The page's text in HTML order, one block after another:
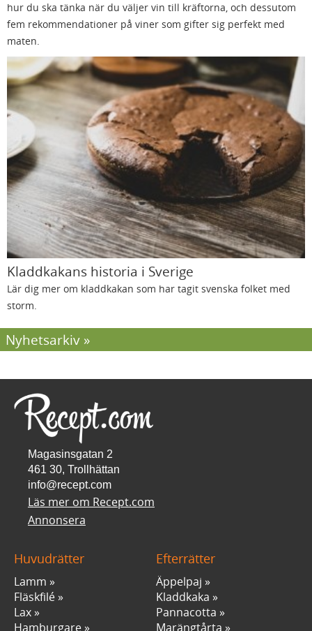
hur du ska tänka när du väljer vin till kräftorna, och dessutom
fem rekommendationer på viner som gifter sig perfekt med
maten.
Kladdkakans historia i Sverige
Lär dig mer om kladdkakan som har tagit svenska folket med
storm.
Nyhetsarkiv
Magasinsgatan 2
461 30, Trollhättan
info@recept.com
Läs mer om Recept.com
Annonsera
Huvudrätter
Lamm
Fläskfilé
Lax
Hamburgare
Efterrätter
Äppelpaj
Kladdkaka
Pannacotta
Marängtårta